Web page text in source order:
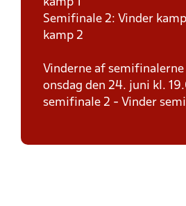
kamp 1
Semifinale 2: Vinder
kamp 2
Vinderne af
onsdag den 24. juni kl.
semifinale 2 - Vinder